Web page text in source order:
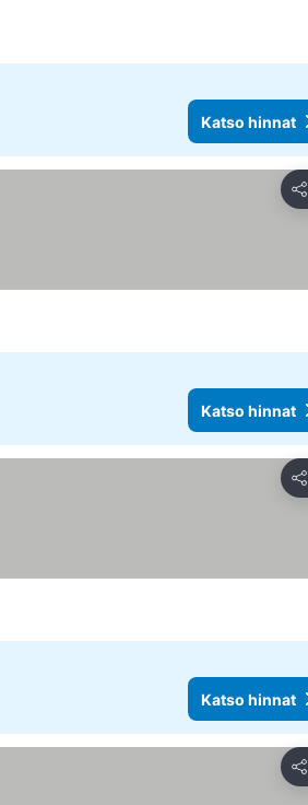
Katso hinnat
Jaa
Katso hinnat
Jaa
Katso hinnat
Jaa